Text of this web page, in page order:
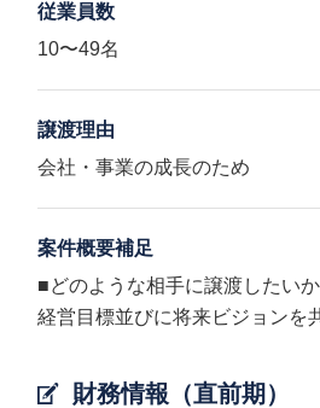
従業員数
10〜49名
譲渡理由
会社・事業の成長のため
案件概要補足
■どのような相手に譲渡したいか
経営目標並びに将来ビジョン
財務情報（直前期）